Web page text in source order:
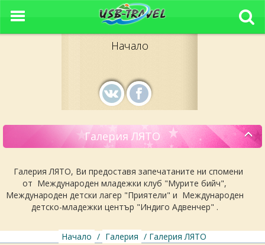
Начало
Галерия ЛЯТО
Галерия ЛЯТО, Ви предоставя запечатаните ни спомени
от Международен младежки клуб "Мурите бийч",
Международен детски лагер "Приятели" и Международен
детскo-младежки център "Индиго Адвенчер" .
Начало / Галерия / Галерия ЛЯТО